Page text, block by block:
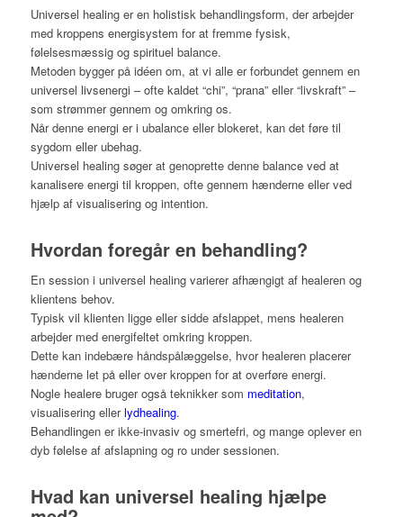
Universel healing er en holistisk behandlingsform, der arbejder
med kroppens energisystem for at fremme fysisk,
følelsesmæssig og spirituel balance.
Metoden bygger på idéen om, at vi alle er forbundet gennem en
universel livsenergi – ofte kaldet “chi”, “prana” eller “livskraft” –
som strømmer gennem og omkring os.
Når denne energi er i ubalance eller blokeret, kan det føre til
sygdom eller ubehag.
Universel healing søger at genoprette denne balance ved at
kanalisere energi til kroppen, ofte gennem hænderne eller ved
hjælp af visualisering og intention.
Hvordan foregår en behandling?
En session i universel healing varierer afhængigt af healeren og
klientens behov.
Typisk vil klienten ligge eller sidde afslappet, mens healeren
arbejder med energifeltet omkring kroppen.
Dette kan indebære håndspålæggelse, hvor healeren placerer
hænderne let på eller over kroppen for at overføre energi.
Nogle healere bruger også teknikker som meditation,
visualisering ellerlydhealing.
Behandlingen er ikke-invasiv og smertefri, og mange oplever en
dyb følelse af afslapning og ro under sessionen.
Hvad kan universel healing hjælpe